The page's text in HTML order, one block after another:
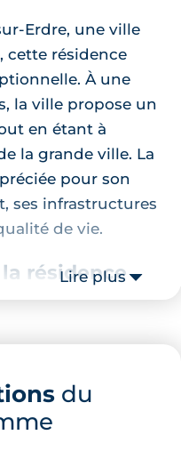
Erdre, une ville
cette résidence
À une
la ville propose un
en étant à
la grande ville. La
pour son
ses infrastructures
de vie.
résidence
centres
vos achats,
Sur-Erdre et
marche. Pour vos
Lire plus
du